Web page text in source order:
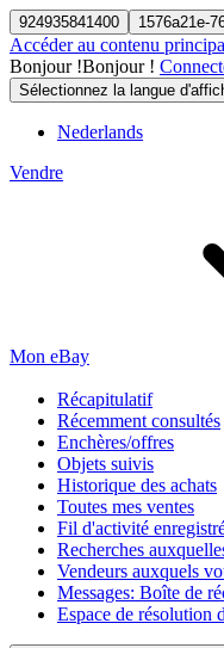
924935841400 1576a21e-
Accéder au contenu
Bonjour !Bonjour !
Sélectionnez la langue
Nederlands
Vendre
Mon eBay
Récapitulatif
Récemment consultés
Enchères/offres
Objets suivis
Historique des achats
Toutes mes ventes
Fil d'activité
Recherches
Vendeurs auxquels
Messages: Boîte de
Espace de résolution